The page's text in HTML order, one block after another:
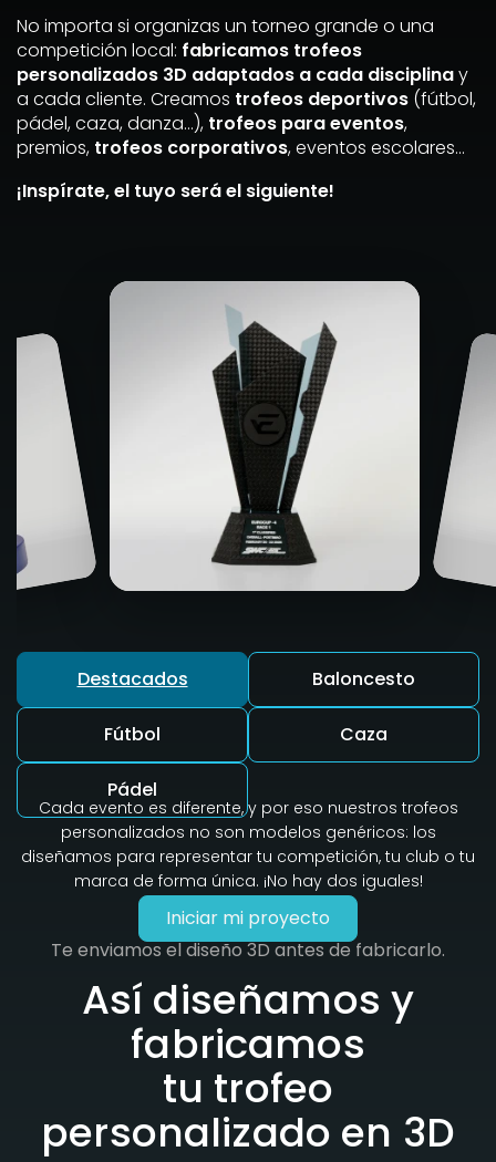
No importa si organizas un torneo grande o una
competición local: fabricamos trofeos
personalizados 3D adaptados a cada disciplinay
a cada cliente. Creamos trofeos deportivos (fútbol,
pádel, caza, danza…), trofeos para eventos,
premios, trofeos corporativos, eventos escolares…
¡Inspírate, el tuyo será el siguiente!
Destacados Baloncesto
Fútbol Caza
Pádel
Cada evento es diferente, y por eso nuestros trofeos
personalizados no son modelos genéricos: los
diseñamos para representar tu competición, tu club o tu
marca de forma única. ¡No hay dos iguales!
Iniciar mi proyecto
Te enviamos el diseño 3D antes de fabricarlo.
Así diseñamos y
fabricamos
tu trofeo
personalizado en 3D